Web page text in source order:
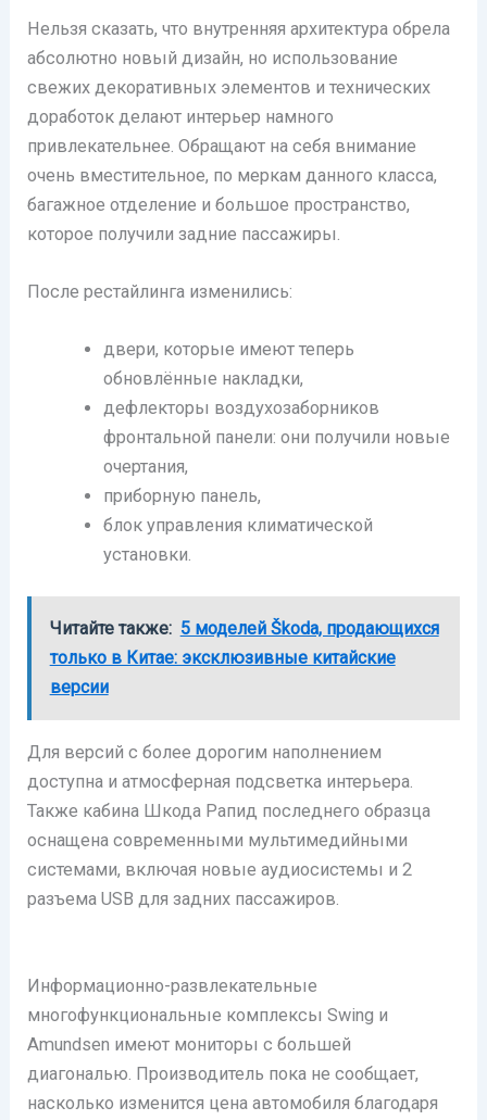
Нельзя сказать, что внутренняя архитектура обрела
абсолютно новый дизайн, но использование
свежих декоративных элементов и технических
доработок делают интерьер намного
привлекательнее. Обращают на себя внимание
очень вместительное, по меркам данного класса,
багажное отделение и большое пространство,
которое получили задние пассажиры.
После рестайлинга изменились:
двери, которые имеют теперь
обновлённые накладки,
дефлекторы воздухозаборников
фронтальной панели: они получили новые
очертания,
приборную панель,
блок управления климатической
установки.
Читайте также: 5 моделей Škoda, продающихся
только в Китае: эксклюзивные китайские
версии
Для версий с более дорогим наполнением
доступна и атмосферная подсветка интерьера.
Также кабина Шкода Рапид последнего образца
оснащена современными мультимедийными
системами, включая новые аудиосистемы и 2
разъема USB для задних пассажиров.
Информационно-развлекательные
многофункциональные комплексы Swing и
Amundsen имеют мониторы с большей
диагональю. Производитель пока не сообщает,
насколько изменится цена автомобиля благодаря